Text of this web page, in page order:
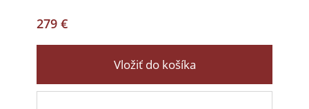
279 €
Vložiť do košíka